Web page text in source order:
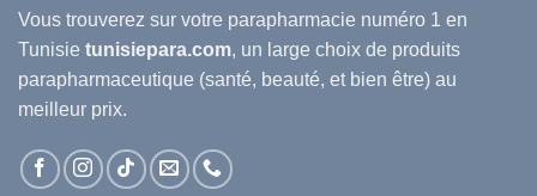
Vous trouverez sur votre parapharmacie numéro 1 en
Tunisie tunisiepara.com, un large choix de produits
parapharmaceutique (santé, beauté, et bien être) au
meilleur prix.